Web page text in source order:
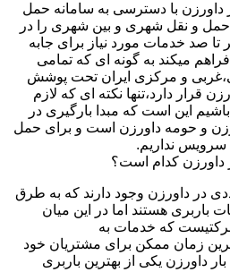
با دسترسی به سامانه حمل
حمل و نقل شهری و بین شهری را در
تا صد خدمات مورد نیاز برای جابه
میکند به گونه ای که تمامی
و مرکزی ایران تحت پوشش
قرار دارد،تنها نکته ای که لازم
این است که مبدا بارگیری در
و حومه داورزن است و برای حمل
سرویس نداریم.
کدام است؟
در داورزن وجود دارند که به طرق
باربری هستند اما در این میان
که خدمات به
ترین زمان ممکن برای مشتریان خود
داورزن یکی از بهترین باربری